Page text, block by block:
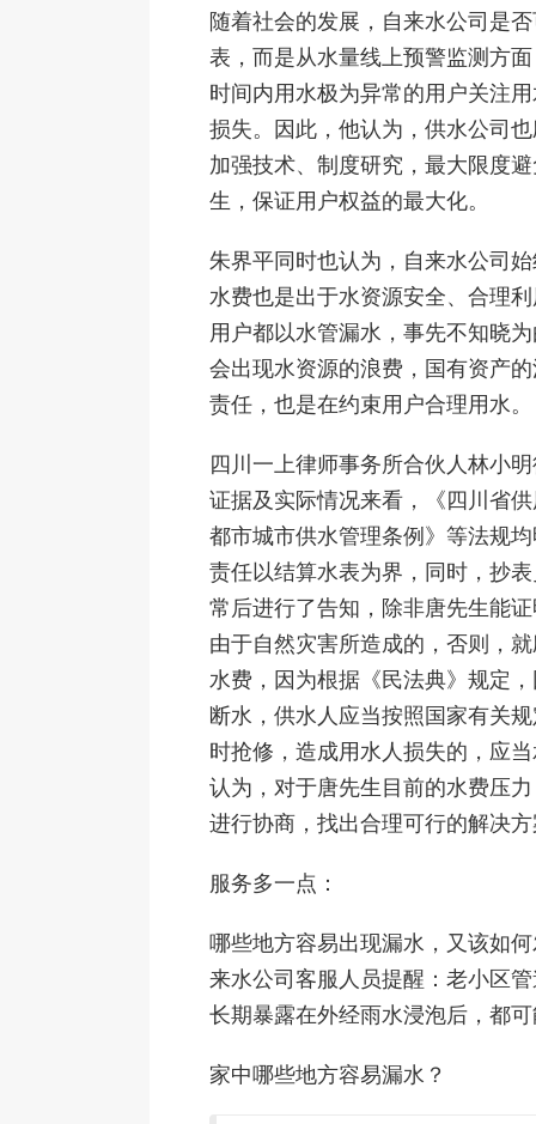
随着社会的发展，自来水公司是
表，而是从水量线上预警监测方
时间内用水极为异常的用户关注
损失。因此，他认为，供水公司
加强技术、制度研究，最大限度
生，保证用户权益的最大化。
朱界平同时也认为，自来水公司
水费也是出于水资源安全、合理
用户都以水管漏水，事先不知晓
会出现水资源的浪费，国有资产
责任，也是在约束用户合理用水。
四川一上律师事务所合伙人林小
证据及实际情况来看，《四川省
都市城市供水管理条例》等法规
责任以结算水表为界，同时，抄
常后进行了告知，除非唐先生能
由于自然灾害所造成的，否则，
水费，因为根据《民法典》规定
断水，供水人应当按照国家有关
时抢修，造成用水人损失的，应
认为，对于唐先生目前的水费压
进行协商，找出合理可行的解决
服务多一点：
哪些地方容易出现漏水，又该如
来水公司客服人员提醒：老小区
长期暴露在外经雨水浸泡后，都
家中哪些地方容易漏水？